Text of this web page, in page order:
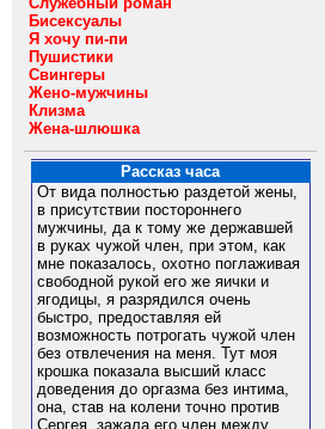
Бисексуалы
Я хочу пи-пи
Пушистики
Свингеры
Жено-мужчины
Клизма
Жена-шлюшка
Рассказ часа
От вида полностью раздетой жены,
в присутствии постороннего
мужчины, да к тому же державшей
в руках чужой член, при этом, как
мне показалось, охотно поглаживая
свободной рукой его же яички и
ягодицы, я разрядился очень
быстро, предоставляя ей
возможность потрогать чужой член
без отвлечения на меня. Тут моя
крошка показала высший класс
доведения до оргазма без интима,
она, став на колени точно против
Сергея, зажала его член между